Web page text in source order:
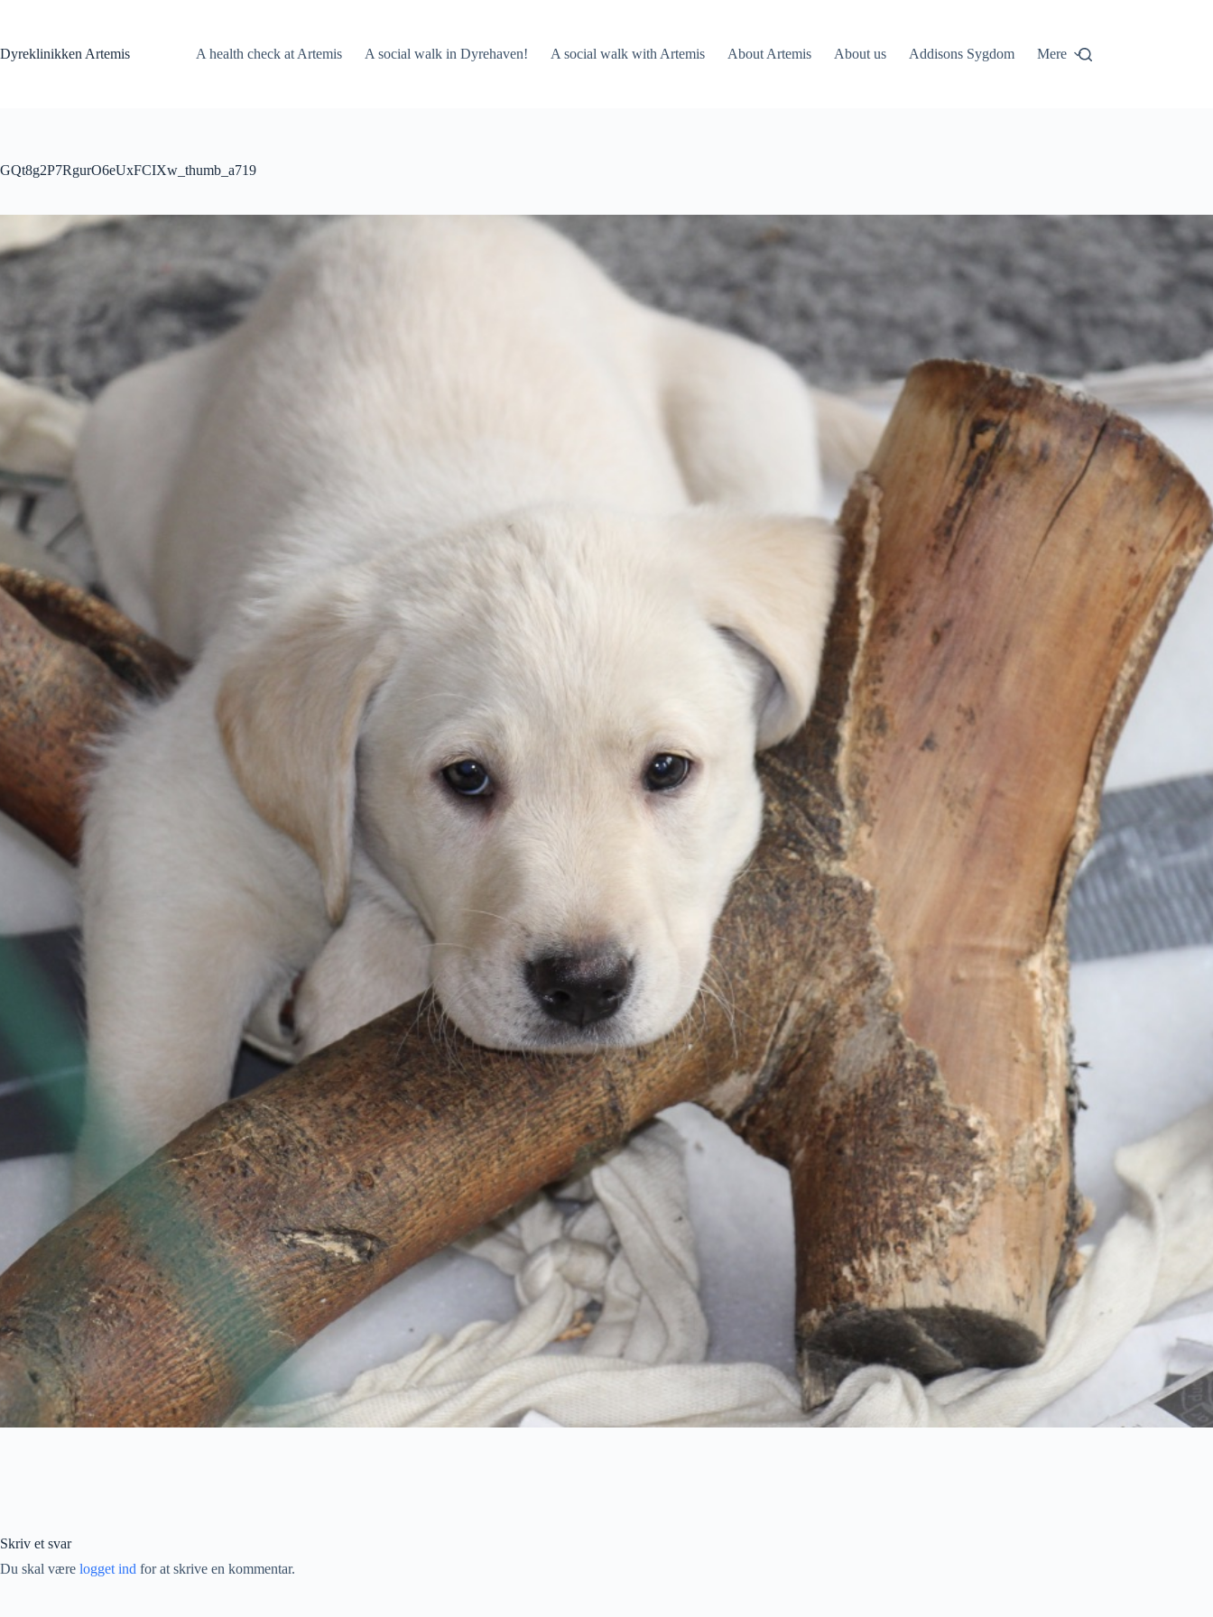
Dyreklinikken Artemis
A health check at Artemis A social walk in Dyrehaven! A social walk with Artemis About Artemis About us Addisons Sygdom Mere
GQt8g2P7RgurO6eUxFCIXw_thumb_a719
Skriv et svar
Du skal være logget ind for at skrive en kommentar.